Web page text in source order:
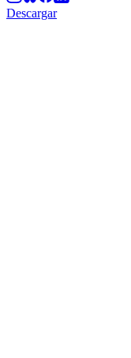
Descargar